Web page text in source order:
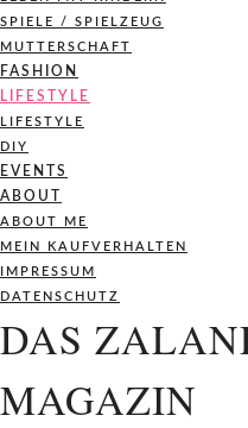
SPIELE / SPIELZEUG
MUTTERSCHAFT
FASHION
LIFESTYLE
LIFESTYLE
DIY
EVENTS
ABOUT
ABOUT ME
MEIN KAUFVERHALTEN
IMPRESSUM
DATENSCHUTZ
DAS
MAGAZIN